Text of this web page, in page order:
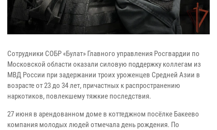
Сотрудники СОБР «Булат» Главного управления Росгвардии по
Московской области оказали силовую поддержку коллегам из
МВД России при задержании троих уроженцев Средней Азии в
возрасте от 23 до 34 лет, причастных к распространению
наркотиков, повлекшему тяжкие последствия.
27 июня в арендованном доме в коттеджном посёлке Бакеево
компания молодых людей отмечала день рождения. По